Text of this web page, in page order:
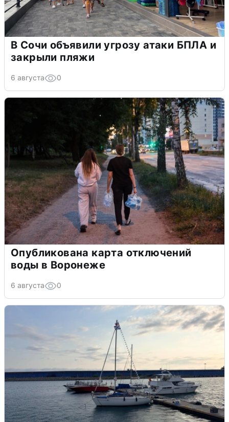
В Сочи объявили угрозу атаки БПЛА и
закрыли пляжи
6 августа 0
Опубликована карта отключений
воды в Воронеже
6 августа 0